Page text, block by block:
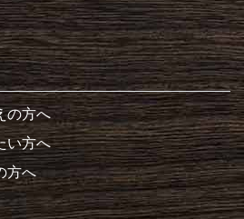
の方へ
い方へ
方へ